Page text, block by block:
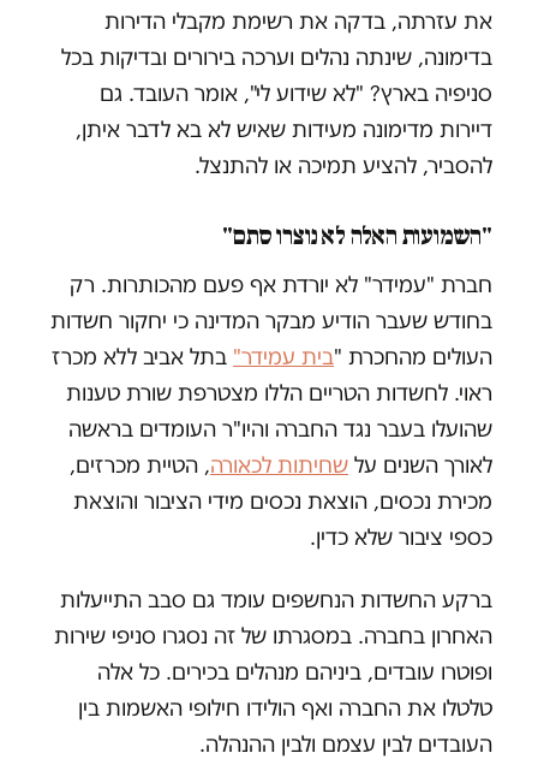
את עזרתה, בדקה את רשימת מקבלי הדירות
בדימונה, שינתה נהלים וערכה בירורים ובדיקות בכל
סניפיה בארץ? "לא שידוע לי", אומר העובד. גם
דיירות מדימונה מעידות שאיש לא בא לדבר איתן,
להסביר, להציע תמיכה או להתנצל.
"השמועות האלה לא נוצרו סתם"
חברת "עמידר" לא יורדת אף פעם מהכותרות. רק
בחודש שעבר הודיע מבקר המדינה כי יחקור חשדות
העולים מהחכרת "בית עמידר" בתל אביב ללא מכרז
ראוי. לחשדות הטריים הללו מצטרפת שורת טענות
שהועלו בעבר נגד החברה והיו"ר העומדים בראשה
לאורך השנים על שחיתות לכאורה, הטיית מכרזים,
מכירת נכסים, הוצאת נכסים מידי הציבור והוצאת
כספי ציבור שלא כדין.
ברקע החשדות הנחשפים עומד גם סבב התייעלות
האחרון בחברה. במסגרתו של זה נסגרו סניפי שירות
ופוטרו עובדים, ביניהם מנהלים בכירים. כל אלה
טלטלו את החברה ואף הולידו חילופי האשמות בין
העובדים לבין עצמם ולבין ההנהלה.